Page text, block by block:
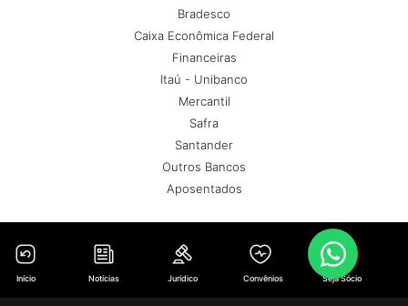
Bradesco
Caixa Econômica Federal
Financeiras
Itaú - Unibanco
Mercantil
Safra
Santander
Outros Bancos
Aposentados
Início Notícias Jurídico Convênios Seja Sócio